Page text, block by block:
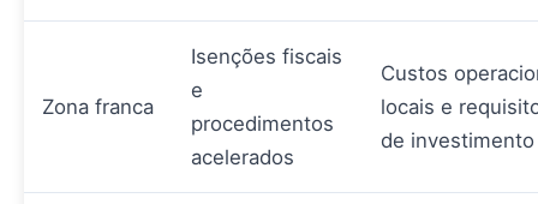
Zona franca
Isenções fiscais
e
procedimentos
acelerados
Custos
locais e
de investimento